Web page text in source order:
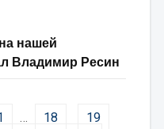
нашей
Владимир Ресин
… 18
19